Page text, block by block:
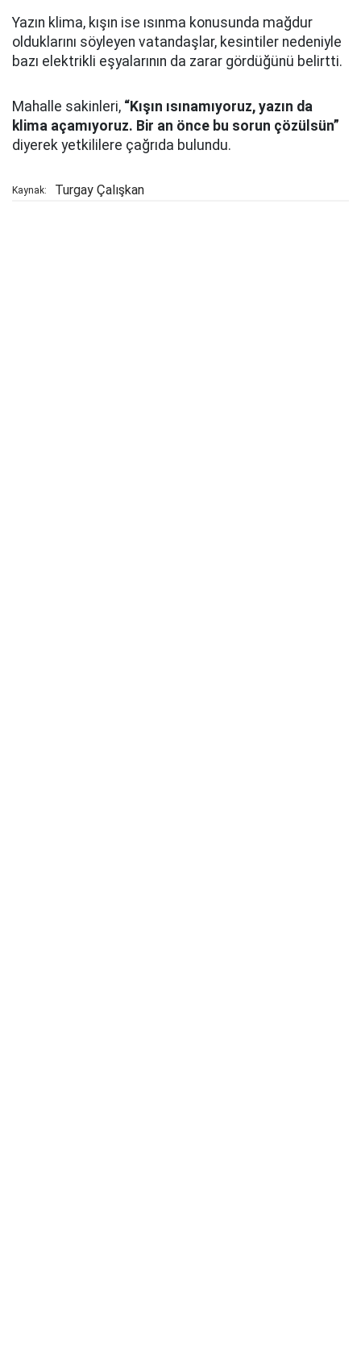
Yazın klima, kışın ise ısınma konusunda mağdur
olduklarını söyleyen vatandaşlar, kesintiler nedeniyle
bazı elektrikli eşyalarının da zarar gördüğünü belirtti.
Mahalle sakinleri, “Kışın ısınamıyoruz, yazın da
klima açamıyoruz. Bir an önce bu sorun çözülsün”
diyerek yetkililere çağrıda bulundu.
Kaynak: Turgay Çalışkan